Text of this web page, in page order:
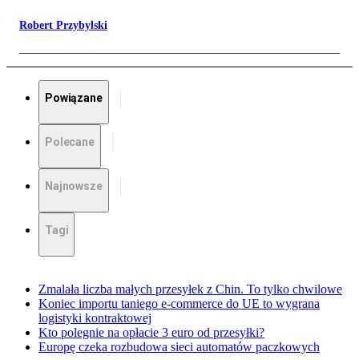
Robert Przybylski
Powiązane
Polecane
Najnowsze
Tagi
Zmalała liczba małych przesyłek z Chin. To tylko chwilowe
Koniec importu taniego e-commerce do UE to wygrana
logistyki kontraktowej
Kto polegnie na opłacie 3 euro od przesyłki?
Europę czeka rozbudowa sieci automatów paczkowych